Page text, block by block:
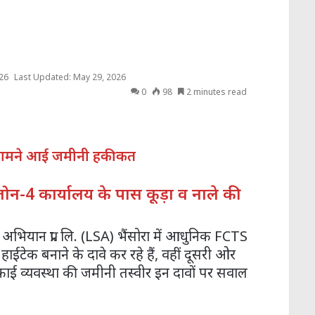
Last Updated: May 29, 2026
0
98 2 minutes read
आई जमीनी हकीकत
4 कार्यालय के पास कूड़ा व नाले की
प्रा. लि. (LSA) भैंसोरा में आधुनिक FCTS
बनाने के दावे कर रहे हैं, वहीं दूसरी ओर
व्यवस्था की जमीनी तस्वीर इन दावों पर सवाल